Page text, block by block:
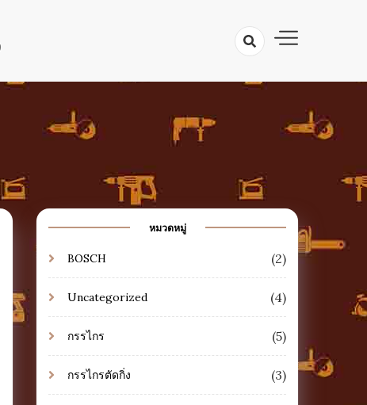
ง เครื่องมือช่างไม้
มรู้เครื่องมือ
หมวดหมู่
BOSCH (2)
Uncategorized (4)
กรรไกร (5)
กรรไกรตัดกิ่ง (3)